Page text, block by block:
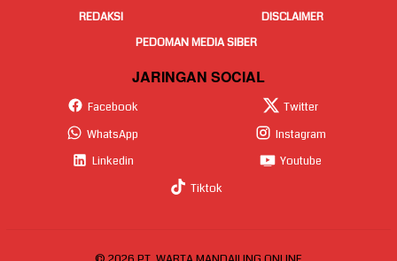
REDAKSI
DISCLAIMER
PEDOMAN MEDIA SIBER
JARINGAN SOCIAL
Facebook
Twitter
WhatsApp
Instagram
Linkedin
Youtube
Tiktok